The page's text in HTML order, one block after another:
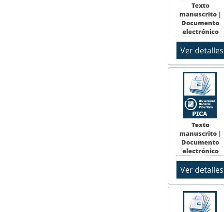
Texto
manuscrito |
Documento
electrónico
Texto
manuscrito |
Documento
electrónico